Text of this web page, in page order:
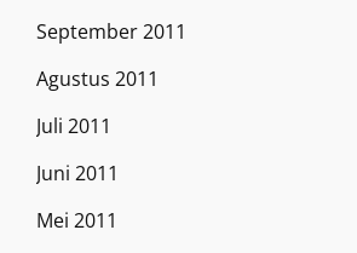
September 2011
Agustus 2011
Juli 2011
Juni 2011
Mei 2011